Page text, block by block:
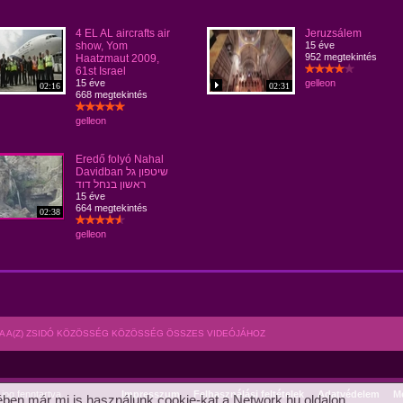
02:16
4 EL AL aircrafts air
show, Yom
Haatzmaut 2009,
61st Israel
15 éve
668 megtekintés
gelleon
02:31
Jeruzsálem
15 éve
952 megtekintés
gelleon
02:38
Eredő folyó Nahal
Davidban שיטפון גל
ראשון בנחל דוד
15 éve
664 megtekintés
gelleon
A(Z) ZSIDÓ KÖZÖSSÉG KÖZÖSSÉG ÖSSZES VIDEÓJÁHOZ
fenntartva. Impresszum Felhasználási feltételek Adatvédelem
már mi is használunk cookie-kat a Network.hu oldalon.